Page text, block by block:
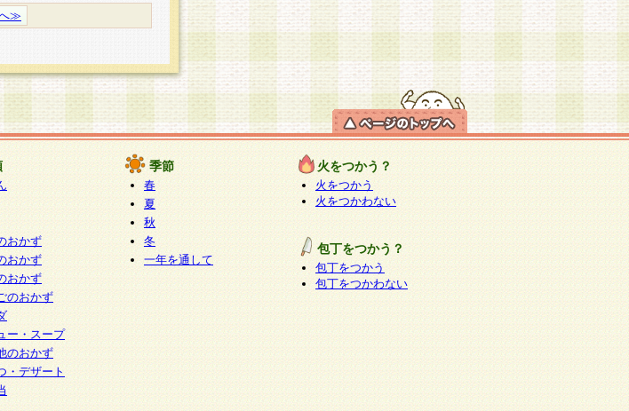
≫
おかず
おかず
おかず
のおかず
ー・スープ
のおかず
・デザート
季節
春
夏
秋
冬
一年を通して
火をつかう？
火をつかう
火をつかわない
包丁をつかう？
包丁をつかう
包丁をつかわない